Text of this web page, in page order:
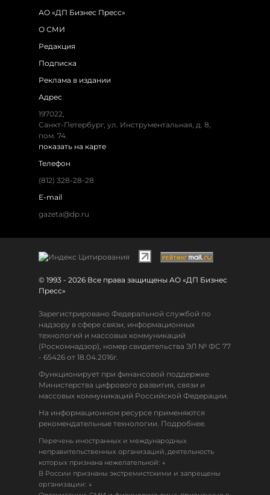
АО «ДП Бизнес Пресс»
О СМИ
Редакция
Подписка
Реклама в издании
Адрес
197022,
Санкт-Петербург, ул. Инструментальная, д. 8,
пом. 74.
показать на карте
Телефон
(812) 328-28-28
E-mail
gazeta@dp.ru
© 1993 - 2026 Все права защищены АО «ДП Бизнес
Пресс»
Зарегистрировано Федеральной службой по
надзору в сфере связи, информационных
технологий и массовых коммуникаций
(Роскомнадзор), номер свидетельства ЭЛ № ФС 77
- 65426 от 18.04.2016г.
Функционирует при финансовой поддержке
Министерства цифрового развития, связи и
массовых коммуникаций Российской Федерации.
На информационном ресурсе применяются
рекомендательные технологии. Подробнее.
Перечень иностранных и международных
неправительственных организаций, деятельность
которых признана нежелательной: ↓
В России признаны экстремистскими и запрещены
организации: ↓